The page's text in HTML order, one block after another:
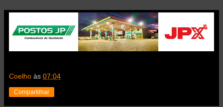
Coelho às 07:04
Compartilhar